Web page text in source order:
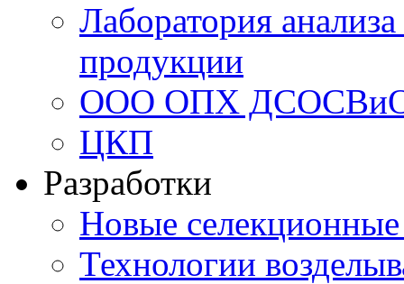
Лаборатория
продукции
ООО ОПХ
ЦКП
Разработки
Новые
Технологии